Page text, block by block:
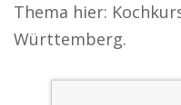
Thema hier:
Württemberg.